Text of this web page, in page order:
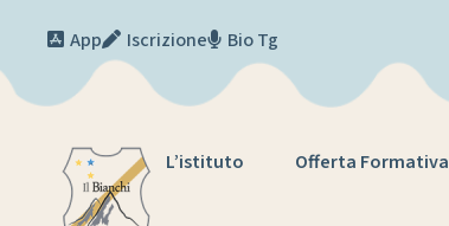
App
Iscrizione Bio Tg
L’istituto Offerta Formativa